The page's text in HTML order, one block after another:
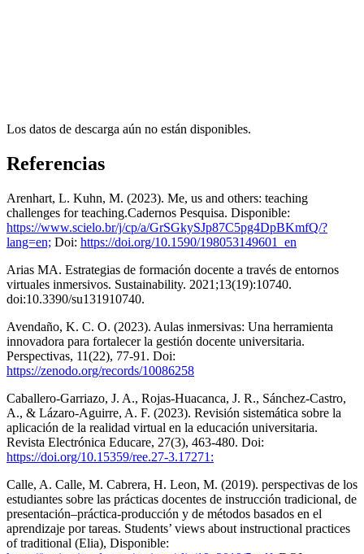
Los datos de descarga aún no están disponibles.
Referencias
Arenhart, L. Kuhn, M. (2023). Me, us and others: teaching
challenges for teaching.Cadernos Pesquisa. Disponible:
https://www.scielo.br/j/cp/a/GrSGkySJp87C5pg4DpBKmfQ/?
lang=en; Doi: https://doi.org/10.1590/198053149601_en
Arias MA. Estrategias de formación docente a través de entornos
virtuales inmersivos. Sustainability. 2021;13(19):10740.
doi:10.3390/su131910740.
Avendaño, K. C. O. (2023). Aulas inmersivas: Una herramienta
innovadora para fortalecer la gestión docente universitaria.
Perspectivas, 11(22), 77-91. Doi:
https://zenodo.org/records/10086258
Caballero-Garriazo, J. A., Rojas-Huacanca, J. R., Sánchez-Castro,
A., & Lázaro-Aguirre, A. F. (2023). Revisión sistemática sobre la
aplicación de la realidad virtual en la educación universitaria.
Revista Electrónica Educare, 27(3), 463-480. Doi:
https://doi.org/10.15359/ree.27-3.17271:
Calle, A. Calle, M. Cabrera, H. Leon, M. (2019). perspectivas de los
estudiantes sobre las prácticas docentes de instrucción tradicional, de
presentación–práctica-producción y de métodos basados en el
aprendizaje por tareas. Students’ views about instructional practices
of traditional (Elia), Disponible: